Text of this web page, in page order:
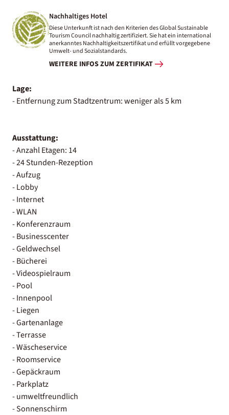
Nachhaltiges Hotel
Diese Unterkunft ist nach den Kriterien des Global Sustainable
Tourism Council nachhaltig zertifiziert. Sie hat ein international
anerkanntes Nachhaltigkeitszertifikat und erfüllt vorgegebene
Umwelt- und Sozialstandards.
WEITERE INFOS ZUM ZERTIFIKAT
Lage:
- Entfernung zum Stadtzentrum: weniger als 5 km
Ausstattung:
- Anzahl Etagen: 14
- 24 Stunden-Rezeption
- Aufzug
- Lobby
- Internet
- WLAN
- Konferenzraum
- Businesscenter
- Geldwechsel
- Bücherei
- Videospielraum
- Pool
- Innenpool
- Liegen
- Gartenanlage
- Terrasse
- Wäscheservice
- Roomservice
- Gepäckraum
- Parkplatz
- umweltfreundlich
- Sonnenschirm